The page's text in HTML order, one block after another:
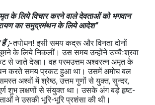
के लिये विचार करने वाले देवताओं को भगवान
का समुद्रमंथन के लिये आदेश"
हैं ;-तपोधन! इसी समय कद्रू और विनता दोनों
के लिये निकलीं। उस समय उन्होंने उच्चैःश्रवा
से जाते देखा। वह परमउत्तम अश्वरत्न अमृत के
करते समय प्रकट हुआ था। उसमें अमोघ बल
अश्वों में श्रेष्ठ, उत्तम गुणों से युक्त, सुन्दर,
शुभ लक्षणों से संयुक्त था। उसके अंग बड़े हृष्ट-
ने उसकी भूरि-भूरि प्रशंसा की थी।